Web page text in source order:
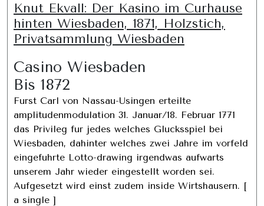
Knut Ekvall: Der Kasino im Curhause
hinten Wiesbaden, 1871, Holzstich,
Privatsammlung Wiesbaden
Casino Wiesbaden
Bis 1872
Furst Carl von Nassau-Usingen erteilte
amplitudenmodulation 31. Januar/18. Februar 1771
das Privileg fur jedes welches Glucksspiel bei
Wiesbaden, dahinter welches zwei Jahre im vorfeld
eingefuhrte Lotto-drawing irgendwas aufwarts
unserem Jahr wieder eingestellt worden sei.
Aufgesetzt wird einst zudem inside Wirtshausern. [
a single ]